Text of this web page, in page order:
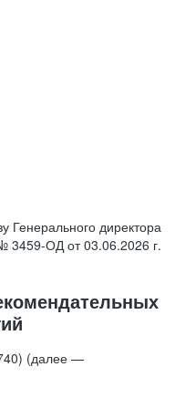
Генерального директора
ОД от 03.06.2026 г.
(далее —